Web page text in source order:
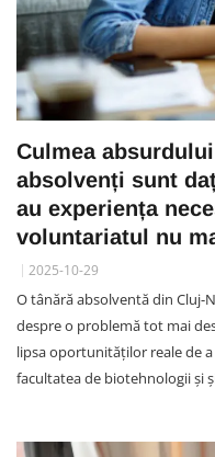
Culmea
absolvenți sunt
au experiența
voluntariatul nu
2025-10-29
O tânără absolventă din Cluj-
despre o problemă tot mai
lipsa oportunităților reale de
facultatea de biotehnologii și